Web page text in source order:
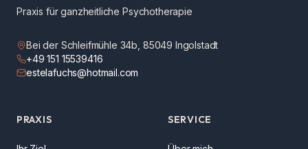
Praxis für ganzheitliche Psychotherapie
Bei der Schleifmühle 34b, 85049 Ingolstadt
+49 151 15539416
estelafuchs@hotmail.com
PRAXIS SERVICE